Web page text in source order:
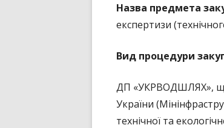
Назва предмета
експертизи
Вид процедури
ДП «УКРВОДШЛЯХ», що
України
технічної та